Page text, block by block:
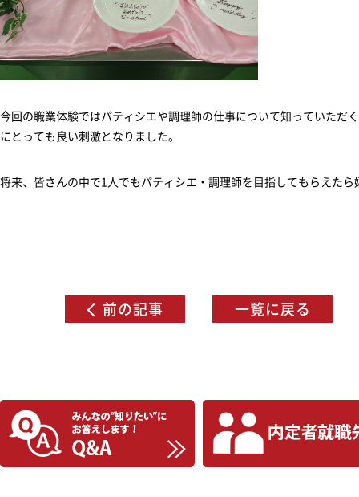
今回の職業体験ではパティシエや調理師の仕事について知っていただ
にとっても良い刺激となりました。
将来、皆さんの中で1人でもパティシエ・調理師を目指してもらえたら
前の記事 一覧に戻る